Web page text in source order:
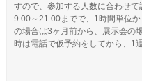
すので、参加する人数に合わせ
9:00～21:00までで、1時間単位
の場合は3ヶ月前から、展示会の
時は電話で仮予約をしてから、1